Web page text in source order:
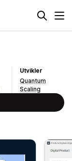
Utvikler
Quantum
Scaling